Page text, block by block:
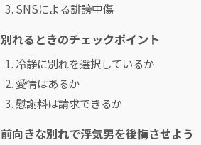
SNSによる誹謗中傷
別れるときのチェックポイント
冷静に別れを選択しているか
愛情はあるか
慰謝料は請求できるか
前向きな別れで浮気男を後悔させよう